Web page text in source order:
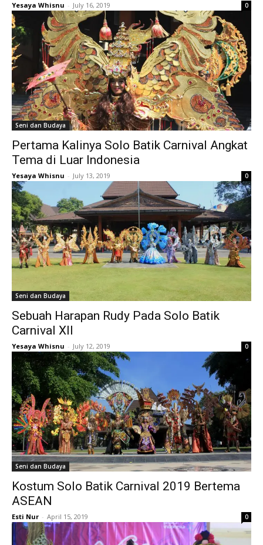
Yesaya Whisnu - July 16, 2019 0
Seni dan Budaya
Pertama Kalinya Solo Batik Carnival Angkat
Tema di Luar Indonesia
Yesaya Whisnu - July 13, 2019 0
Seni dan Budaya
Sebuah Harapan Rudy Pada Solo Batik
Carnival XII
Yesaya Whisnu - July 12, 2019 0
Seni dan Budaya
Kostum Solo Batik Carnival 2019 Bertema
ASEAN
Esti Nur - April 15, 2019 0